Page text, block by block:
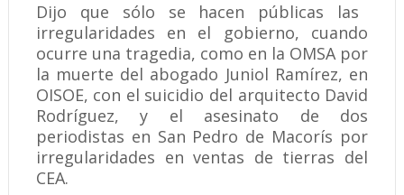
Dijo que sólo se hacen públicas las
irregularidades en el gobierno, cuando
ocurre una tragedia, como en la OMSA por
la muerte del abogado Juniol Ramírez, en
OISOE, con el suicidio del arquitecto David
Rodríguez, y el asesinato de dos
periodistas en San Pedro de Macorís por
irregularidades en ventas de tierras del
CEA.